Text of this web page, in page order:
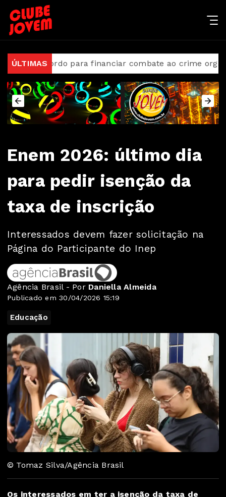
ÚLTIMASpara financiar combate ao crime organizado
Enem 2026: último dia
para pedir isenção da
taxa de inscrição
Interessados devem fazer solicitação na
Página do Participante do Inep
Agência Brasil - Por Daniella Almeida
Publicado em 30/04/2026 15:19
Educação
© Tomaz Silva/Agência Brasil
Os interessados em ter a isenção da taxa de